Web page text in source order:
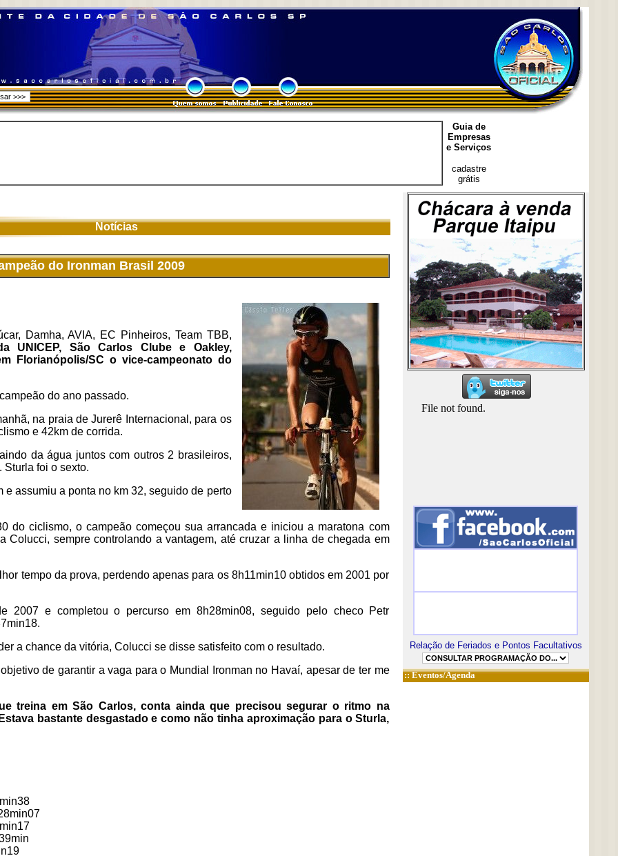
Guia de
Empresas
e Serviços
cadastre
grátis
Notícias
do Ironman Brasil 2009
Damha, AVIA, EC Pinheiros, Team TBB,
UNICEP, São Carlos Clube e Oakley,
Florianópolis/SC o vice-campeonato do
do ano passado.
na praia de Jurerê Internacional, para os
e 42km de corrida.
da água juntos com outros 2 brasileiros,
Sturla foi o sexto.
e assumiu a ponta no km 32, seguido de perto
do ciclismo, o campeão começou sua arrancada e iniciou a maratona com
Colucci, sempre controlando a vantagem, até cruzar a linha de chegada em
tempo da prova, perdendo apenas para os 8h11min10 obtidos em 2001 por
2007 e completou o percurso em 8h28min08, seguido pelo checo Petr
a chance da vitória, Colucci se disse satisfeito com o resultado.
de garantir a vaga para o Mundial Ironman no Havaí, apesar de ter me
treina em São Carlos, conta ainda que precisou segurar o ritmo na
bastante desgastado e como não tinha aproximação para o Sturla,
Relação de Feriados e Pontos Facultativos
::Eventos/Agenda